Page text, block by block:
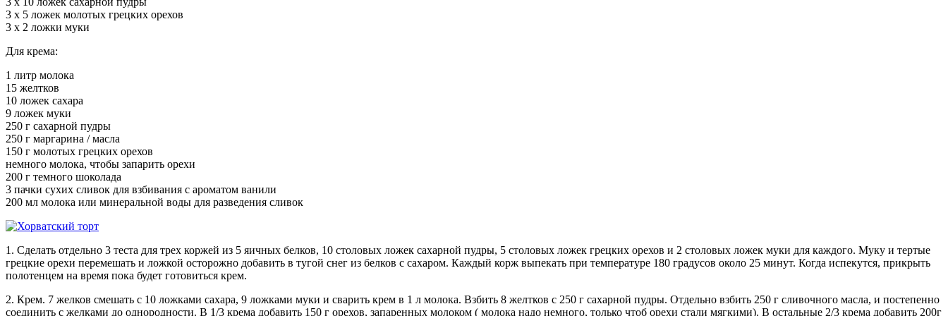
3 х 5 ложек молотых грецких орехов
3 х 2 ложки муки
Для крема:
1 литр молока
15 желтков
10 ложек сахара
9 ложек муки
250 г сахарной пудры
250 г маргарина / масла
150 г молотых грецких орехов
немного молока, чтобы запарить орехи
200 г темного шоколада
3 пачки сухих сливок для взбивания с ароматом ванили
200 мл молока или минеральной воды для разведения сливок
1. Сделать отдельно 3 теста для трех коржей из 5 яичных белков, 10 столовых ложек сахарной пудры, 5 столовых ложек грецких орехов и 2 столовых ложек муки для каждого. Муку и тертые
грецкие орехи перемешать и ложкой осторожно добавить в тугой снег из белков с сахаром. Каждый корж выпекать при температуре 180 градусов около 25 минут. Когда испекутся, прикрыть
полотенцем на время пока будет готовиться крем.
2. Крем. 7 желков смешать с 10 ложками сахара, 9 ложками муки и cварить крем в 1 л молока. Взбить 8 желтков с 250 г сахарной пудры. Отдельно взбить 250 г сливочного масла, и постепенно
соединить с желками до однородности. В 1/3 крема добавить 150 г орехов, запаренных молоком ( молока надо немного, только чтоб орехи стали мягкими). В остальные 2/3 крема добавить 200г